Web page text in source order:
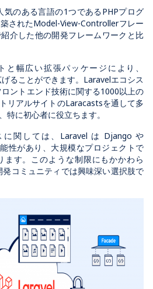
気のある言語の1つであるPHPプログ
されたModel-View-Controllerフレー
介した他の開発フレームワークと比
と幅広い拡張パッケージにより、
ることができます。Laravelエコシス
ントエンド技術に関する1000以上の
リアルサイトのLaracastsを通して多
特に初心者に役立ちます。
関しては、Laravel は Django や
性があり、大規模なプロジェクトで
ます。このような制限にもかかわら
コミュニティでは興味深い選択肢で